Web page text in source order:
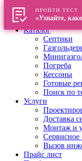
Главная
О компании
Каталог
Септики
Погреба
Кессоны
Готовые
Поиск по
Услуги
Доставка
Монтаж и
Сервисное
Вызов
Прайс лист
ПРОЙТИ ТЕСТ
«Узнайте,